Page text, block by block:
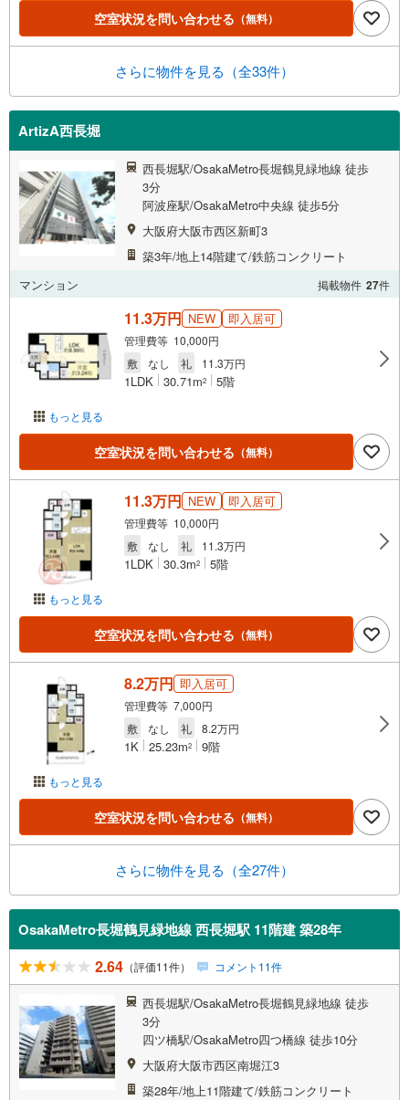
空室状況を問い合わせる （無料）
さらに物件を見る（全33件）
ArtizA西長堀
西長堀駅/OsakaMetro長堀鶴見緑地線 徒歩
3分
阿波座駅/OsakaMetro中央線 徒歩5分
大阪府大阪市西区新町3
築3年/地上14階建て/鉄筋コンクリート
マンション
掲載物件 27件
もっと見る
11.3万円 NEW 即入居可
管理費等 10,000円
敷
なし 礼 11.3万円
1LDK 30.71m2 5階
空室状況を問い合わせる （無料）
もっと見る
11.3万円 NEW 即入居可
管理費等 10,000円
敷
なし 礼 11.3万円
1LDK 30.3m2 5階
空室状況を問い合わせる （無料）
もっと見る
8.2万円 即入居可
管理費等 7,000円
敷
なし 礼 8.2万円
1K 25.23m2 9階
空室状況を問い合わせる （無料）
さらに物件を見る（全27件）
OsakaMetro長堀鶴見緑地線 西長堀駅 11階建 築28年
2.64 （評価11件） コメント11件
西長堀駅/OsakaMetro長堀鶴見緑地線 徒歩
3分
四ツ橋駅/OsakaMetro四つ橋線 徒歩10分
大阪府大阪市西区南堀江3
築28年/地上11階建て/鉄筋コンクリート